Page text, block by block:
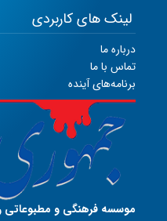
لینک های کاربردی
درباره ما
تماس با ما
برنامه‌های آینده
موسسه فرهنگی و مطبوعاتی